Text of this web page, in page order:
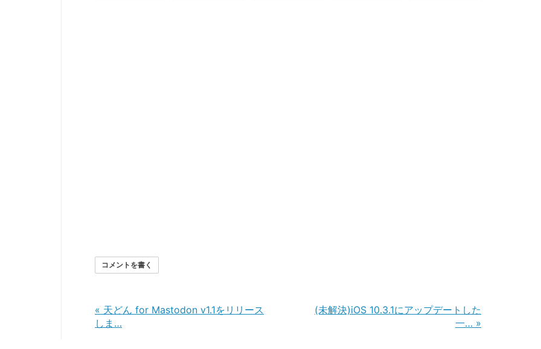
コメントを書く
« 天どん for Mastodon v1.1をリリース
しま…
(未解決)iOS 10.3.1にアップデートした
一… »